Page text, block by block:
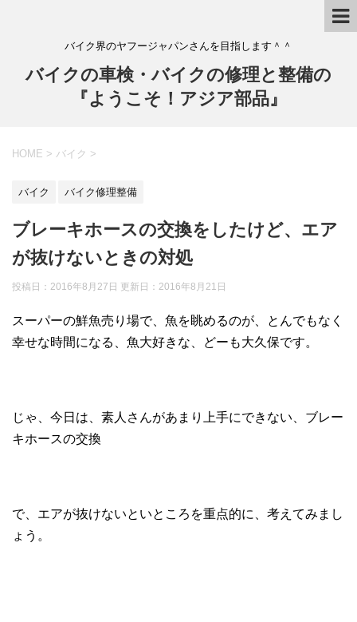
バイク界のヤフージャパンさんを目指します＾＾
バイクの車検・バイクの修理と整備の
『ようこそ！アジア部品』
HOME > バイク >
バイク バイク修理整備
ブレーキホースの交換をしたけど、エア
が抜けないときの対処
投稿日：2016年8月27日 更新日： 2016年8月21日
スーパーの鮮魚売り場で、魚を眺めるのが、とんでもなく
幸せな時間になる、魚大好きな、どーも大久保です。
じゃ、今日は、素人さんがあまり上手にできない、ブレー
キホースの交換
で、エアが抜けないといところを重点的に、考えてみまし
ょう。